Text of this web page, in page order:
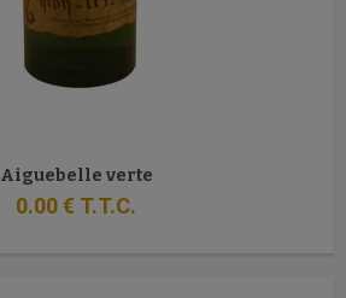
Aiguebelle verte
0.00€ T.T.C.